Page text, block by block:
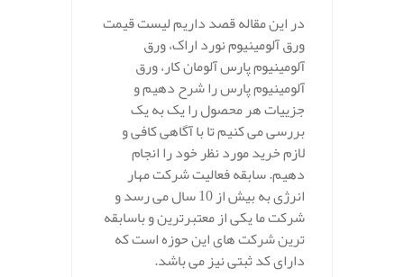
در این مقاله قصد داریم لیست قیمت
ورق آلومینیوم نورد اراک، ورق
آلومینیوم پارس آلومان کار، ورق
آلومینیوم پارس را شرح دهیم و
جزییات هر محصول را یک به یک
بررسی می کنیم تا با آگاهی کافی و
لازم خرید مورد نظر خود را انجام
دهیم. سابقه فعالیت شرکت مهار
انرژی به بیش از 10 سال می رسد و
شرکت ما یکی از معتبرترین و باسابقه
ترین شرکت های این حوزه است که
دارای کد ثبتی نیز می باشد.